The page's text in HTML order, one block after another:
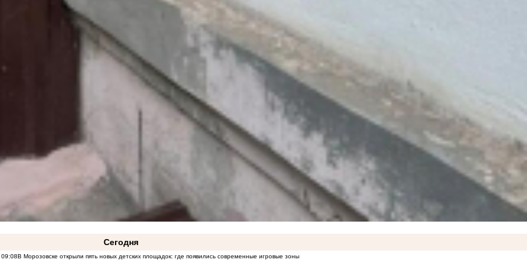
Сегодня
09:08В Морозовске открыли пять новых детских площадок: где появились современные игровые зоны